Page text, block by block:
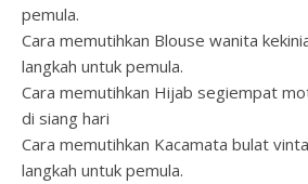
pemula.
Cara memutihkan Blouse wanita
langkah untuk pemula.
Cara memutihkan Hijab segiempat
di siang hari
Cara memutihkan Kacamata bulat
langkah untuk pemula.